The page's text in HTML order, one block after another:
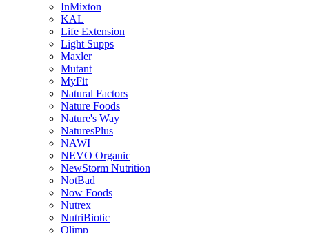
InMixton
KAL
Life Extension
Light Supps
Maxler
Mutant
MyFit
Natural Factors
Nature Foods
Nature's Way
NaturesPlus
NAWI
NEVO Organic
NewStorm Nutrition
NotBad
Now Foods
Nutrex
NutriBiotic
Olimp